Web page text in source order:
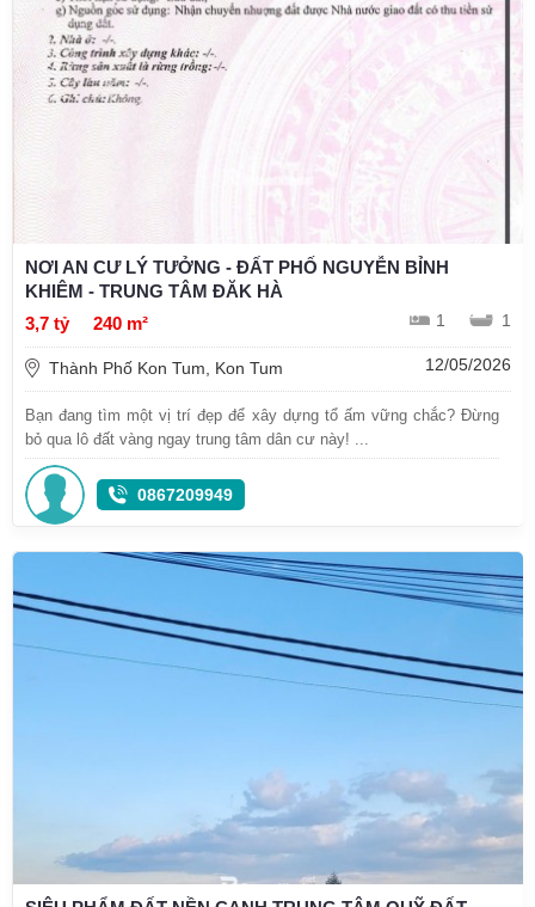
NƠI AN CƯ LÝ TƯỞNG - ĐẤT PHỐ NGUYỄN BỈNH
KHIÊM - TRUNG TÂM ĐĂK HÀ
3,7 tỷ
240 m² 1 1
Thành Phố Kon Tum, Kon Tum 12/05/2026
Bạn đang tìm một vị trí đẹp để xây dựng tổ ấm vững chắc? Đừng
bỏ qua lô đất vàng ngay trung tâm dân cư này! ...
0867209949